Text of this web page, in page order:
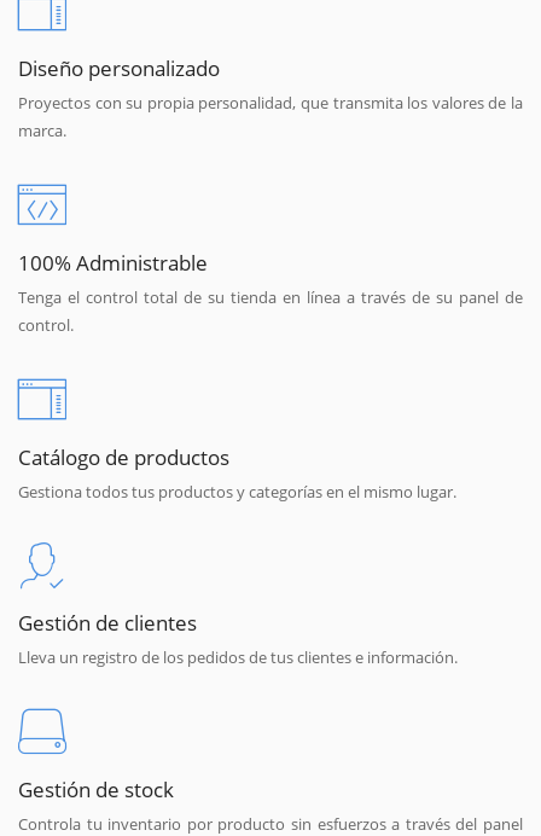
Diseño personalizado
Proyectos con su propia personalidad, que transmita los valores de la
marca.
100% Administrable
Tenga el control total de su tienda en línea a través de su panel de
control.
Catálogo de productos
Gestiona todos tus productos y categorías en el mismo lugar.
Gestión de clientes
Lleva un registro de los pedidos de tus clientes e información.
Gestión de stock
Controla tu inventario por producto sin esfuerzos a través del panel